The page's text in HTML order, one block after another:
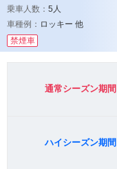
乗車人数： 5人
車種例： ロッキー 他
禁煙車
通常シーズン期間
ハイシーズン期間